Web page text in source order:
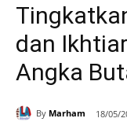
dan
Angka
By Marham 18/05/